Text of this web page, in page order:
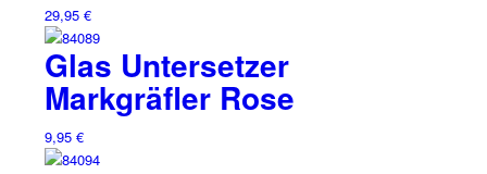
29,95 €
Glas Untersetzer
Markgräfler Rose
9,95 €